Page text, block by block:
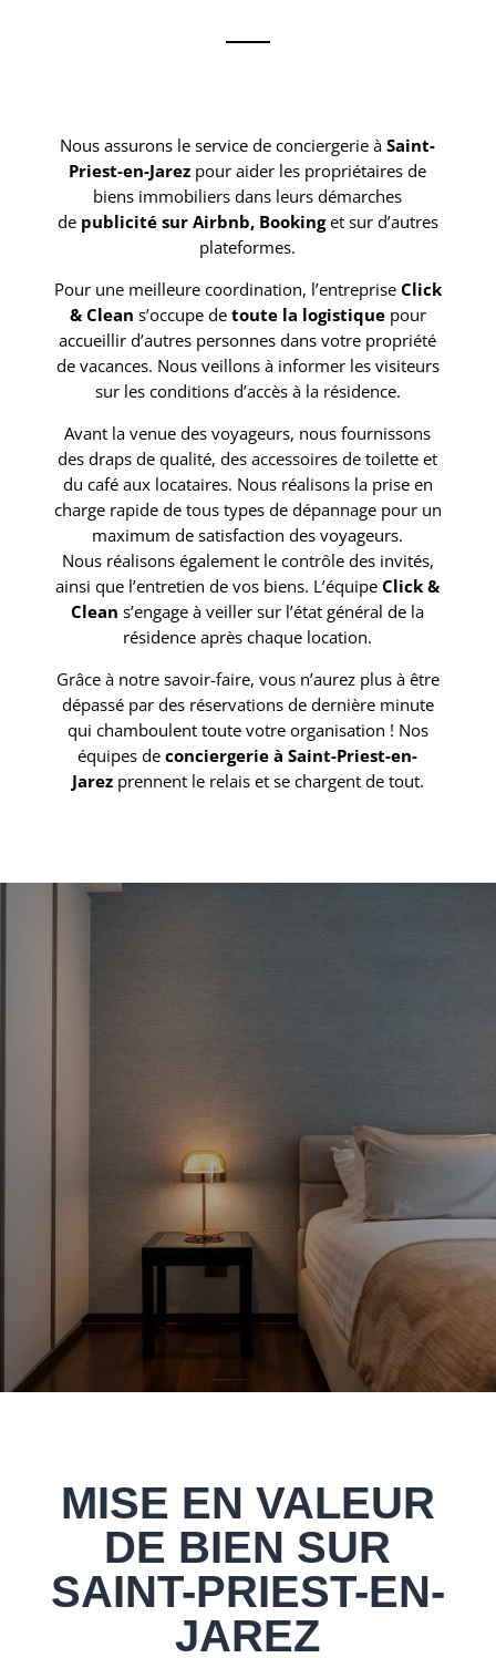
Nous assurons le service de conciergerie àSaint-
Priest-en-Jarez pour aider les propriétaires de
biens immobiliers dans leurs démarches
de publicité sur Airbnb, Bookinget sur d’autres
plateformes.
Pour une meilleure coordination, l’entreprise Click
& Clean s’occupe de toute la logistiquepour
accueillir d’autres personnes dans votre propriété
de vacances. Nous veillons à informer les visiteurs
sur les conditions d’accès à la résidence.
Avant la venue des voyageurs, nous fournissons
des draps de qualité, des accessoires de toilette et
du café aux locataires. Nous réalisons la prise en
charge rapide de tous types de dépannage pour un
maximum de satisfaction des voyageurs.
Nous réalisons également le contrôle des invités,
ainsi que l’entretien de vos biens. L’équipeClick &
Clean s’engage à veiller sur l’état général de la
résidence après chaque location.
Grâce à notre savoir-faire, vous n’aurez plus à être
dépassé par des réservations de dernière minute
qui chamboulent toute votre organisation ! Nos
équipes deconciergerie à Saint-Priest-en-
Jarezprennent le relais et se chargent de tout.
MISE EN VALEUR
DE BIEN SUR
SAINT-PRIEST-EN-
JAREZ